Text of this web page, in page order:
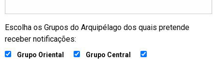
Escolha os Grupos do Arquipélago dos quais pretende
receber notificações:
Grupo Oriental Grupo Central